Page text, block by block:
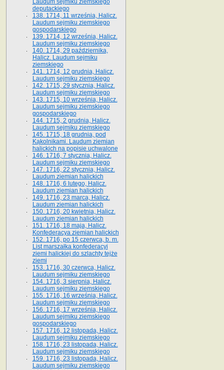
Laudum sejmiku ziemskiego
deputackiego
138. 1714, 11 września, Halicz.
Laudum sejmiku ziemskiego
gospodarskiego
139. 1714, 12 września, Halicz.
Laudum sejmiku ziemskiego
140. 1714, 29 października,
Halicz. Laudum sejmiku
ziemskiego
141. 1714, 12 grudnia, Halicz.
Laudum sejmiku ziemskiego
142. 1715, 29 stycznia, Halicz.
Laudum sejmiku ziemskiego
143. 1715, 10 września, Halicz.
Laudum sejmiku ziemskiego
gospodarskiego
144. 1715, 2 grudnia, Halicz.
Laudum sejmiku ziemskiego
145. 1715, 18 grudnia, pod
Kąkolnikami. Laudum ziemian
halickich na popisie uchwalone
146. 1716, 7 stycznia, Halicz.
Laudum sejmiku ziemskiego
147. 1716, 22 stycznia, Halicz.
Laudum ziemian halickich
148. 1716, 6 lutego, Halicz.
Laudum ziemian halickich
149. 1716, 23 marca, Halicz.
Laudum ziemian halickich
150. 1716, 20 kwietnia, Halicz.
Laudum ziemian halickich
151. 1716, 18 maja, Halicz.
Konfederacya ziemian halickich
152. 1716, po 15 czerwca, b. m.
List marszałka konfederacyi
ziemi halickiej do szlachty tejże
ziemi
153. 1716, 30 czerwca, Halicz.
Laudum sejmiku ziemskiego
154. 1716, 3 sierpnia, Halicz.
Laudum sejmiku ziemskiego
155. 1716, 16 września, Halicz.
Laudum sejmiku ziemskiego
156. 1716, 17 września, Halicz.
Laudum sejmiku ziemskiego
gospodarskiego
157. 1716, 12 listopada, Halicz.
Laudum sejmiku ziemskiego
158. 1716, 23 listopada, Halicz.
Laudum sejmiku ziemskiego
159. 1716, 23 listopada, Halicz.
Laudum sejmiku ziemskiego